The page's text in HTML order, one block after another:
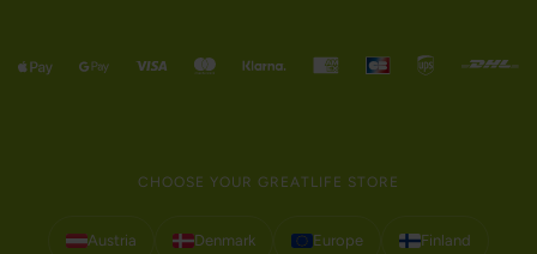
CHOOSE YOUR GREATLIFE STORE
Austria Denmark Europe Finland